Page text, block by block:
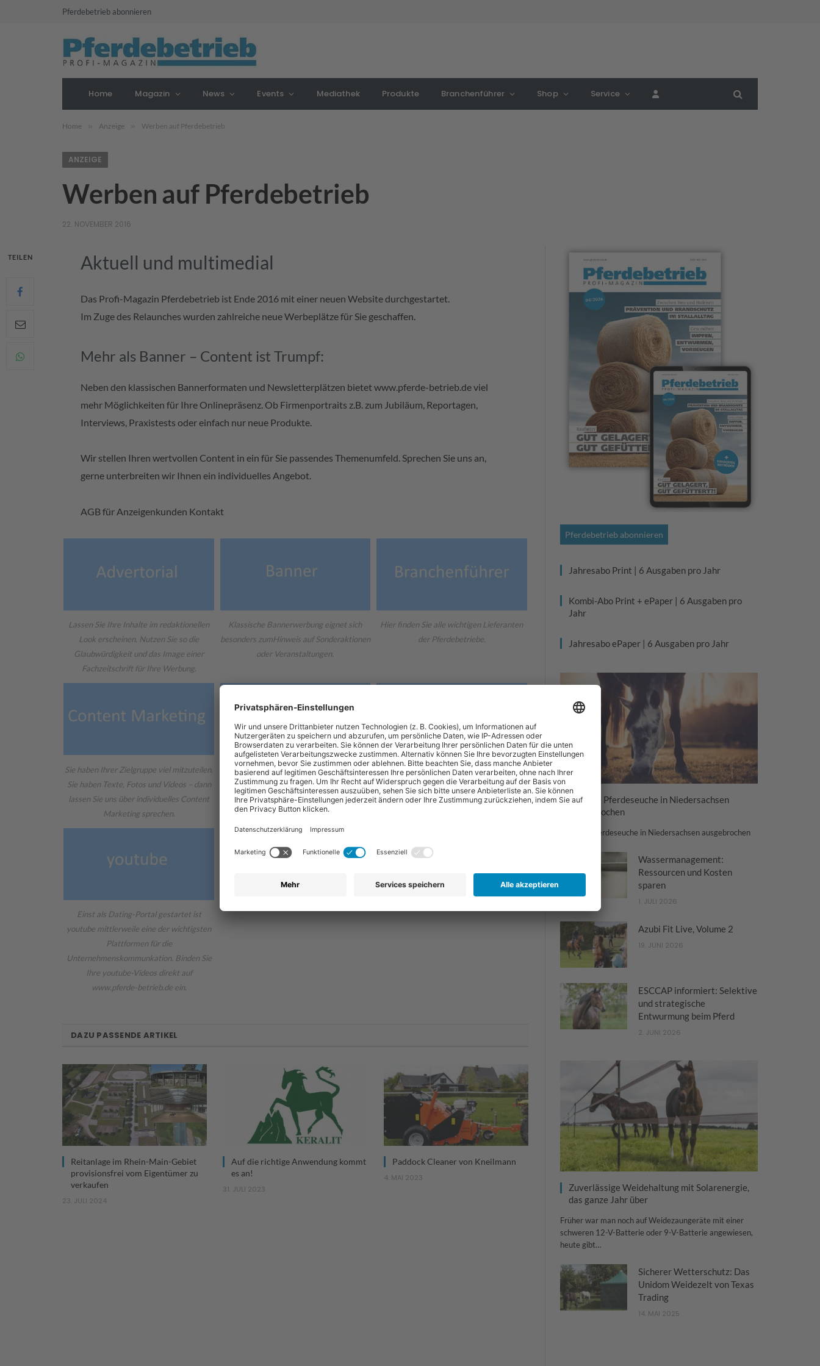
Pferdebetrieb abonnieren
Home Magazin News Events Mediathek Produkte Branchenführer Shop Service
Home » Anzeige » Werben auf Pferdebetrieb
ANZEIGE
Werben auf Pferdebetrieb
22. NOVEMBER 2016
TEILEN Aktuell und multimedial
Das Profi-Magazin Pferdebetrieb ist Ende 2016 mit einer neuen Website durchgestartet.
Im Zuge des Relaunches wurden zahlreiche neue Werbeplätze für Sie geschaffen.
Mehr als Banner – Content ist Trumpf:
Neben den klassischen Bannerformaten und Newsletterplätzen bietet www.pferde-betrieb.de viel
mehr Möglichkeiten für Ihre Onlinepräsenz. Ob Firmenportraits z.B. zum Jubiläum, Reportagen,
Interviews, Praxistests oder einfach nur neue Produkte.
Wir stellen Ihren wertvollen Content in ein für Sie passendes Themenumfeld. Sprechen Sie uns an,
gerne unterbreiten wir Ihnen ein individuelles Angebot.
AGB für Anzeigenkunden Kontakt
Lassen Sie Ihre Inhalte im redaktionellen
Look erscheinen. Nutzen Sie so die
Glaubwürdigkeit und das Image einer
Fachzeitschrift für Ihre Werbung.
Klassische Bannerwerbung eignet sich
besonders zumHinweis auf Sonderaktionen
oder Veranstaltungen.
Hier finden Sie alle wichtigen Lieferanten
der Pferdebetriebe.
Sie haben Ihrer Zielgruppe viel mitzuteilen.
Sie haben Texte, Fotos und Videos – dann
lassen Sie uns über individuelles Content
Marketing sprechen.
Hier erreichen Sie direkt die wichtigen
Entscheider der Pferdebetriebe.
Mit unserer neuen Webseite bieten wir
Ihnen vielfältige Werbemöglichkeiten.
Einst als Dating-Portal gestartet ist
youtube mittlerweile eine der wichtigsten
Plattformen für die
Unternehmenskommunkation. Binden Sie
Ihre youtube-Videos direkt auf
www.pferde-betrieb.de ein.
DAZU PASSENDE ARTIKEL
Reitanlage im Rhein-Main-Gebiet
provisionsfrei vom Eigentümer zu
verkaufen
23. JULI 2024
Auf die richtige Anwendung kommt
es an!
31. JULI 2023
Paddock Cleaner von Kneilmann
4. MAI 2023
Pferdebetrieb abonnieren
Jahresabo Print | 6 Ausgaben pro Jahr
Kombi-Abo Print + ePaper | 6 Ausgaben pro
Jahr
Jahresabo ePaper | 6 Ausgaben pro Jahr
Tödliche Pferdeseuche in Niedersachsen
ausgebrochen
Tödliche Pferdeseuche in Niedersachsen ausgebrochen
Wassermanagement:
Ressourcen und Kosten
sparen
1. JULI 2026
Azubi Fit Live, Volume 2
19. JUNI 2026
ESCCAP informiert: Selektive
und strategische
Entwurmung beim Pferd
2. JUNI 2026
Zuverlässige Weidehaltung mit Solarenergie,
das ganze Jahr über
Früher war man noch auf Weidezaungeräte mit einer
schweren 12-V-Batterie oder 9-V-Batterie angewiesen,
heute gibt…
Sicherer Wetterschutz: Das
Unidom Weidezelt von Texas
Trading
14. MAI 2025